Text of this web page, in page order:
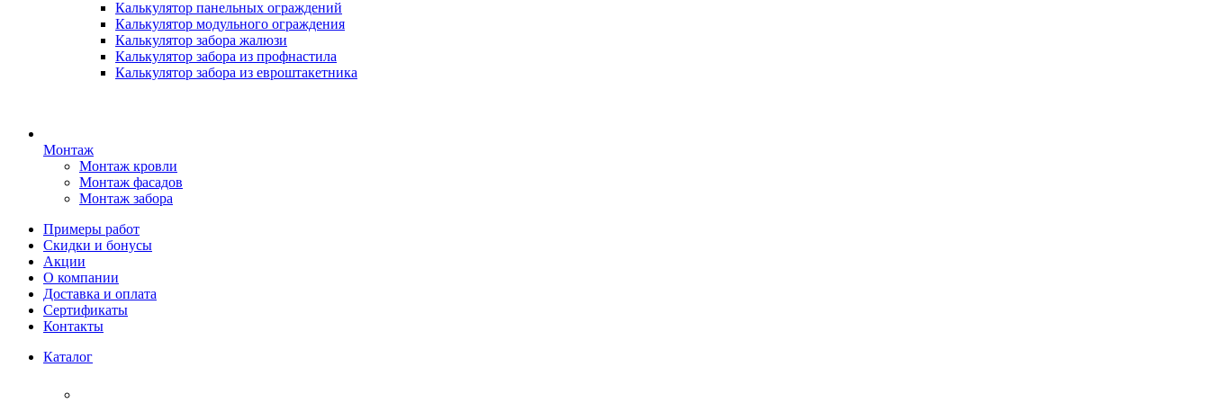
Калькулятор панельных ограждений
Калькулятор модульного ограждения
Калькулятор забора жалюзи
Калькулятор забора из профнастила
Калькулятор забора из евроштакетника
Монтаж
Монтаж кровли
Монтаж фасадов
Монтаж забора
Примеры работ
Скидки и бонусы
Акции
О компании
Доставка и оплата
Сертификаты
Контакты
Каталог